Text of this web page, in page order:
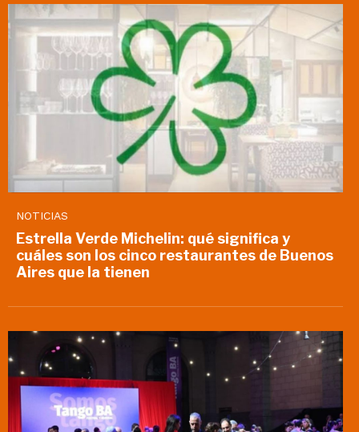
NOTICIAS
Estrella Verde Michelin: qué significa y
cuáles son los cinco restaurantes de Buenos
Aires que la tienen